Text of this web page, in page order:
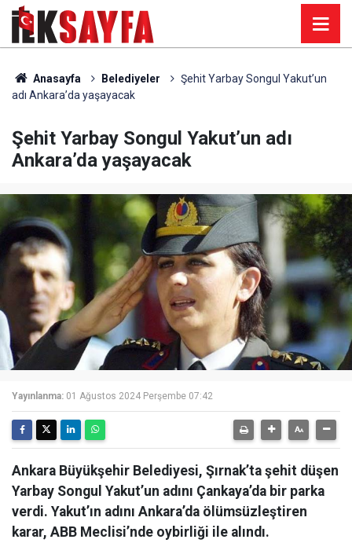
Anasayfa Belediyeler
Şehit Yarbay Songul Yakut’un
adı Ankara’da yaşayacak
Şehit Yarbay Songul Yakut’un adı
Ankara’da yaşayacak
Yayınlanma: 01 Ağustos 2024 Perşembe 07:42
Ankara Büyükşehir Belediyesi, Şırnak’ta şehit düşen
Yarbay Songul Yakut’un adını Çankaya’da bir parka
verdi. Yakut’ın adını Ankara’da ölümsüzleştiren
karar, ABB Meclisi’nde oybirliği ile alındı.